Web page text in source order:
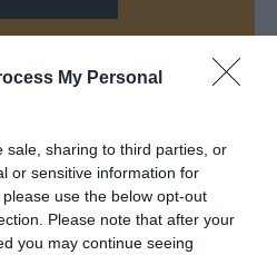
My Personal
sale, sharing to third parties, or
or sensitive information for
use the below opt-out
Please note that after your
you may continue seeing